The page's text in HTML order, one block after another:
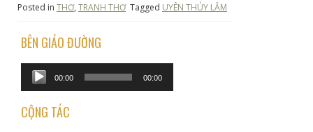
Posted in THƠ, TRANH THƠ Tagged UYÊN THÚY LÂM
BÊN GIÁO ĐƯỜNG
Audio
Player
00:00 00:00
CỘNG TÁC